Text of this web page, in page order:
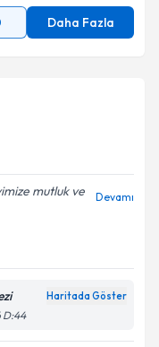
Daha Fazla
mutluk ve
Devamı
Haritada Göster
D:44